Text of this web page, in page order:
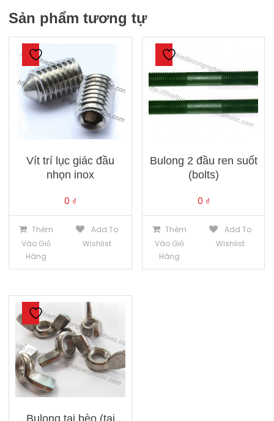
Sản phẩm tương tự
Vít trí lục giác đầu
nhọn inox
0 ₫
Thêm
Vào Giỏ
Hàng
Add To
Wishlist
Bulong 2 đầu ren suốt
(bolts)
0 ₫
Thêm
Vào Giỏ
Hàng
Add To
Wishlist